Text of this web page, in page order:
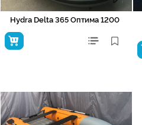
Hydra Delta 365 Оптима 1200